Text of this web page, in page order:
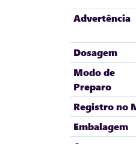
Advertência
Dosagem
Modo de
Preparo
Registro no
Embalagem